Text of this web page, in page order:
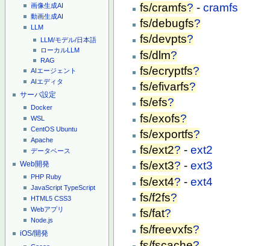
画像生成AI
動画生成AI
LLM
LLM/モデル/日本語
ローカルLLM
RAG
AIエージェント
AIエディタ
サーバ設定
Docker
WSL
CentOS Ubuntu
Apache
データベース
Web開発
PHP Ruby
JavaScript TypeScript
HTML5 CSS3
Webアプリ
Node.js
iOS/開発
fs/cramfs? -cramfs
fs/debugfs?
fs/devpts?
fs/dlm?
fs/ecryptfs?
fs/efivarfs?
fs/efs?
fs/exofs?
fs/exportfs?
fs/ext2? -ext2
fs/ext3? -ext3
fs/ext4? -ext4
fs/f2fs?
fs/fat?
fs/freevxfs?